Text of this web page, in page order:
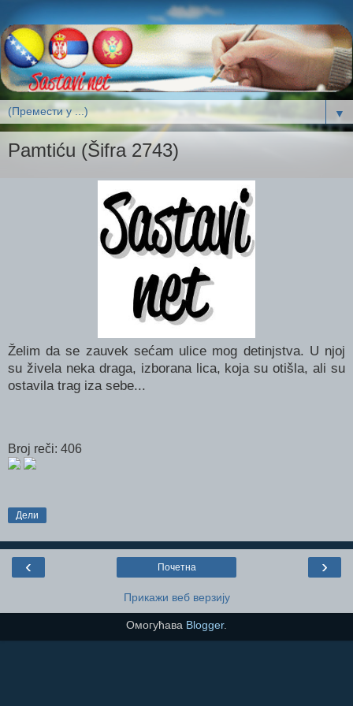
▼
Pamtiću (Šifra 2743)
Želim da se zauvek sećam ulice mog detinjstva. U njoj
su živela neka draga, izborana lica, koja su otišla, ali su
ostavila trag iza sebe...
Broj reči: 406
Дели
‹ ›
Почетна
Прикажи веб верзију
Омогућава Blogger.